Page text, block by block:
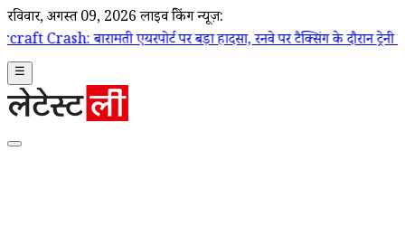
रविवार, अगस्त 09, 2026 लाइव ब्रेकिंग न्यूज़:
एयरपोर्ट पर बड़ा हादसा, रनवे पर टैक्सिंग के दौरान ट्रेनी एयरक्राफ्ट
☰